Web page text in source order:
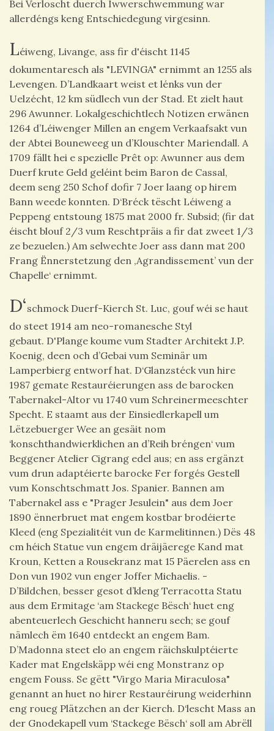
Bei Verloscht duerch Iwwerschwemmung war
allerdéngs keng Entschiedegung virgesinn.
Léiweng, Livange, ass fir d'éischt 1145
dokumentaresch als "LEVINGA" ernimmt an 1255 als
Levengen. D’Landkaart weist et lénks vun der
Uelzécht, 12 km südlech vun der Stad. Et zielt haut
296 Awunner. Lokalgeschichtlech Notizen erwänen
1264 d’Léiwenger Millen an engem Verkaafsakt vun
der Abtei Bouneweeg un d’Klouschter Mariendall. A
1709 fällt hei e spezielle Prêt op: Awunner aus dem
Duerf krute Geld geléint beim Baron de Cassal,
deem seng 250 Schof dofir 7 Joer laang op hirem
Bann weede konnten. D‘Bréck tëscht Léiweng a
Peppeng entstoung 1875 mat 2000 fr. Subsid; (fir dat
éischt blouf 2/3 vum Reschtpräis a fir dat zweet 1/3
ze bezuelen.) Am selwechte Joer ass dann mat 200
Frang Ënnerstetzung den ‚Agrandissement’ vun der
Chapelle‘ ernimmt.
D‘schmock Duerf-Kierch St. Luc, gouf wéi se haut
do steet 1914 am neo-romanesche Styl
gebaut. D'Plange koume vum Stadter Architekt J.P.
Koenig, deen och d’Gebai vum Seminär um
Lamperbierg entworf hat. D‘Glanzstéck vun hire
1987 gemate Restauréierungen ass de barocken
Tabernakel-Altor vu 1740 vum Schreinermeeschter
Specht. E staamt aus der Einsiedlerkapell um
Lëtzebuerger Wee an gesäit nom
‘konschthandwierklichen an d’Reih bréngen‘ vum
Beggener Atelier Cigrang edel aus; en ass ergänzt
vum drun adaptéierte barocke Fer forgés Gestell
vum Konschtschmatt Jos. Spanier. Bannen am
Tabernakel ass e "Prager Jesulein" aus dem Joer
1890 ënnerbruet mat engem kostbar brodéierte
Kleed (eng Spezialitéit vun de Karmelitinnen.) Dës 48
cm héich Statue vun engem dräijäerege Kand mat
Kroun, Ketten a Rousekranz mat 15 Päerelen ass en
Don vun 1902 vun enger Joffer Michaelis. -
D’Bildchen, besser gesot d’kleng Terracotta Statu
aus dem Ermitage ‘am Stackege Bësch‘ huet eng
abenteuerlech Geschicht hanneru sech; se gouf
nämlech ëm 1640 entdeckt an engem Bam.
D’Madonna steet elo an engem räichskulptéierte
Kader mat Engelskäpp wéi eng Monstranz op
engem Fouss. Se gëtt "Virgo Maria Miraculosa"
genannt an huet no hirer Restauréirung weiderhinn
eng roueg Plätzchen an der Kierch. D‘lescht Mass an
der Gnodekapell vum ‘Stackege Bësch‘ soll am Abrëll